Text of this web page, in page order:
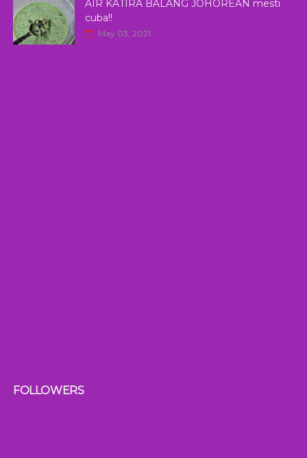
AIR KATIRA BALANG JOHOREAN mesti
cuba!!
May 03, 2021
FOLLOWERS